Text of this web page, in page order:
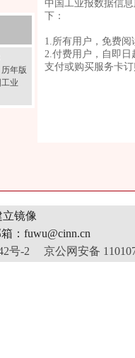
年版
业
中国工业报数据信
下：
1.所有用户，免费阅
2.付费用户，自即日
支付或购买服务卡订
镜像
：fuwu@cinn.cn
号-2 京公网安备